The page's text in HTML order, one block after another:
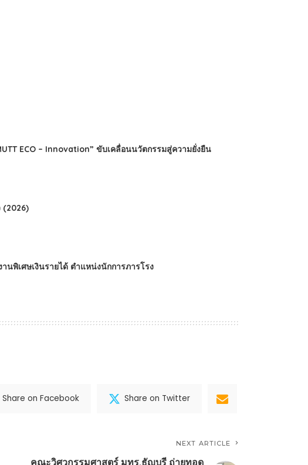
ECO – Innovation” ขับเคลื่อนนวัตกรรมสู่ความยั่งยืน
(2026)
พิเศษเงินรายได้ ตำแหน่งนักการภารโรง
Share on Facebook Share on Twitter
NEXT ARTICLE
คณะวิศวกรรมศาสตร์ มทร.ธัญบุรี ถ่ายทอด